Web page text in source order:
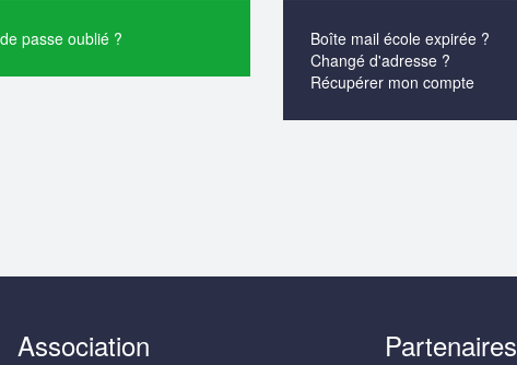
passe oublié ?
Boîte mail école expirée ?
Changé d'adresse ?
Récupérer mon compte
Association Partenaires